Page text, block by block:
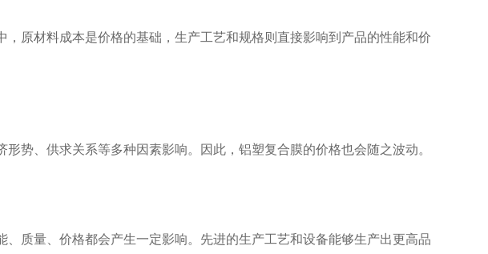
原材料成本是价格的基础，生产工艺和规格则直接影响到产品的性能和价
势、供求关系等多种因素影响。因此，铝塑复合膜的价格也会随之波动。
质量、价格都会产生一定影响。先进的生产工艺和设备能够生产出更高品